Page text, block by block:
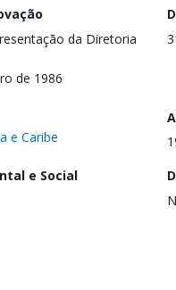
da Diretoria
de 1986
e Caribe
e Social